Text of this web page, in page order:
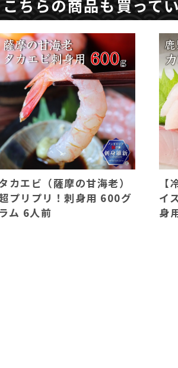
ちらの商品も買って
カエビ（薩摩の甘海老）
プリプリ！刺身用 600グ
ラム 6人前
イ
身